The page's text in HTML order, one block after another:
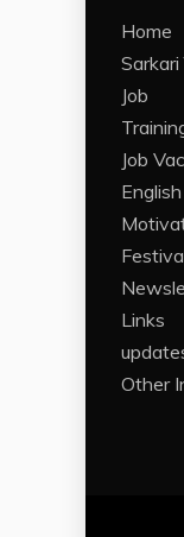
Home
Sarkari
Job
Job
English
Links
Other